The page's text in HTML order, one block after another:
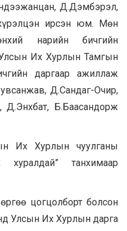
Д.Дэмбэрэл,
ирсэн юм. Мөн
нарийн бичгийн
Их Хурлын Тамгын
даргаар ажиллаж
Д.Сандаг-Очир,
Д.Энхбат, Б.Баасандорж
Их Хурлын чуулганы
танхимаар
цогцолборт болсон
Улсын Их Хурлын дарга